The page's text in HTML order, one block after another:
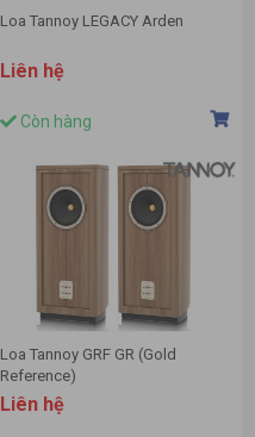
Loa Tannoy LEGACY Arden
Liên hệ
Còn hàng
Loa Tannoy GRF GR (Gold
Reference)
Liên hệ